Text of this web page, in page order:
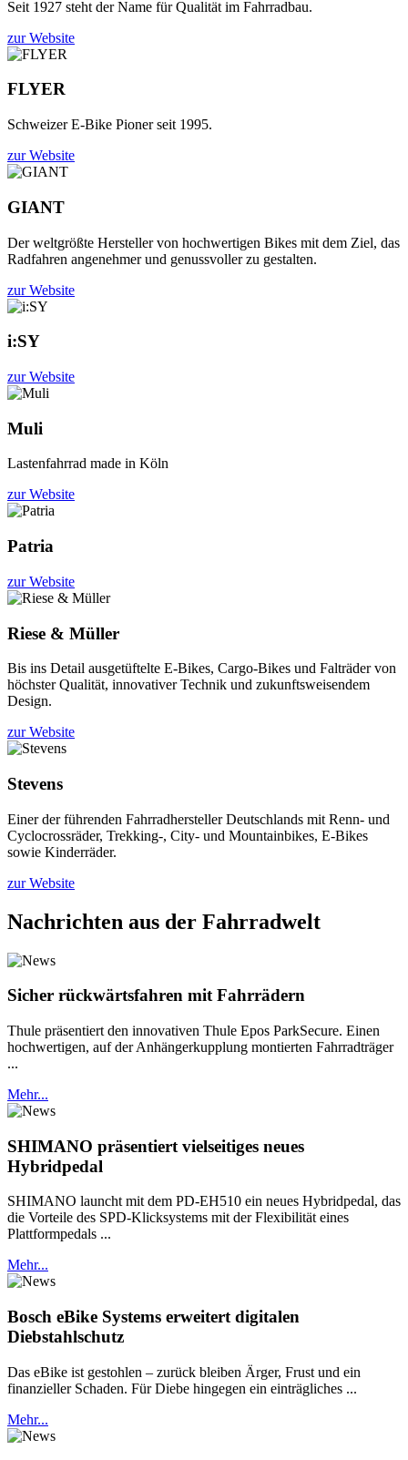
Seit 1927 steht der Name für Qualität im Fahrradbau.
zur Website
FLYER
Schweizer E-Bike Pioner seit 1995.
zur Website
GIANT
Der weltgrößte Hersteller von hochwertigen Bikes mit dem Ziel, das
Radfahren angenehmer und genussvoller zu gestalten.
zur Website
i:SY
zur Website
Muli
Lastenfahrrad made in Köln
zur Website
Patria
zur Website
Riese & Müller
Bis ins Detail ausgetüftelte E-Bikes, Cargo-Bikes und Falträder von
höchster Qualität, innovativer Technik und zukunftsweisendem
Design.
zur Website
Stevens
Einer der führenden Fahrradhersteller Deutschlands mit Renn- und
Cyclocrossräder, Trekking-, City- und Mountainbikes, E-Bikes
sowie Kinderräder.
zur Website
Nachrichten aus der Fahrradwelt
Sicher rückwärtsfahren mit Fahrrädern
Thule präsentiert den innovativen Thule Epos ParkSecure. Einen
hochwertigen, auf der Anhängerkupplung montierten Fahrradträger
...
Mehr...
SHIMANO präsentiert vielseitiges neues
Hybridpedal
SHIMANO launcht mit dem PD-EH510 ein neues Hybridpedal, das
die Vorteile des SPD-Klicksystems mit der Flexibilität eines
Plattformpedals ...
Mehr...
Bosch eBike Systems erweitert digitalen
Diebstahlschutz
Das eBike ist gestohlen – zurück bleiben Ärger, Frust und ein
finanzieller Schaden. Für Diebe hingegen ein einträgliches ...
Mehr...